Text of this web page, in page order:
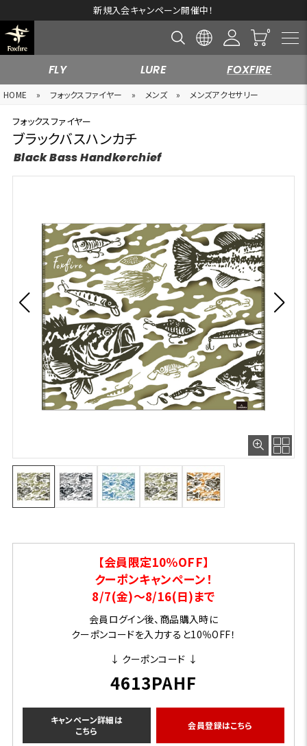
新規入会キャンペーン開催中！
FLY LURE FOXFIRE
HOME » フォックスファイヤー » メンズ » メンズアクセサリー
フォックスファイヤー
ブラックバスハンカチ
Black Bass Handkerchief
【会員限定10％OFF】
クーポンキャンペーン！
8/7(金)～8/16(日)まで
会員ログイン後、商品購入時に
クーポンコードを入力すると10％OFF！
↓ クーポンコード ↓
4613PAHF
キャンペーン詳細は
こちら
会員登録はこちら